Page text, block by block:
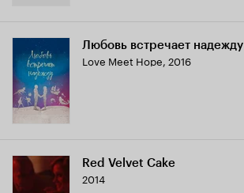
Любовь встречает надежду
Love Meet Hope, 2016
Red Velvet Cake
2014